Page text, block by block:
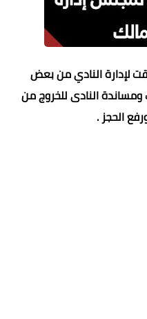
لإدارة النادي من بعض
ومساندة النادى للخروج من
الحجز .